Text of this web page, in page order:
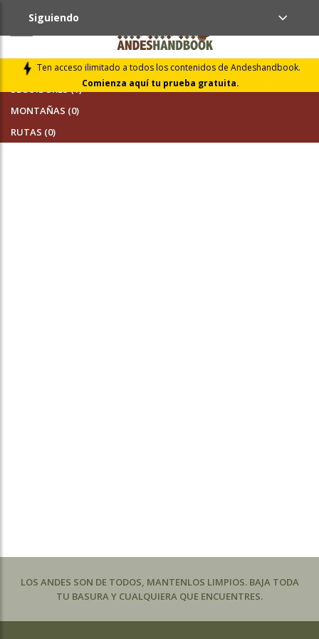
Ten acceso ilimitado a todos los contenidos de Andeshandbook.
Comienza aquí tu prueba gratuita.
Siguiendo
SEGUIDORES (1)
MONTAÑAS (0)
RUTAS (0)
LOS ANDES SON DE TODOS, MANTENLOS LIMPIOS. BAJA TODA
TU BASURA Y CUALQUIERA QUE ENCUENTRES.